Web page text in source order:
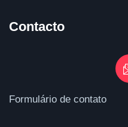
Contacto
Formulário de contato